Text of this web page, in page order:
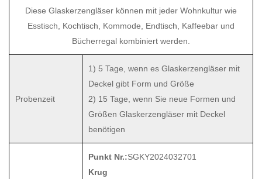
Diese Glaskerzengläser können mit jeder Wohnkultur wie
Esstisch, Kochtisch, Kommode, Endtisch, Kaffeebar und
Bücherregal kombiniert werden.
Probenzeit
1) 5 Tage, wenn es Glaskerzengläser mit
Deckel gibt Form und Größe
2) 15 Tage, wenn Sie neue Formen und
Größen Glaskerzengläser mit Deckel
benötigen
Punkt Nr.:SGKY2024032701
Krug